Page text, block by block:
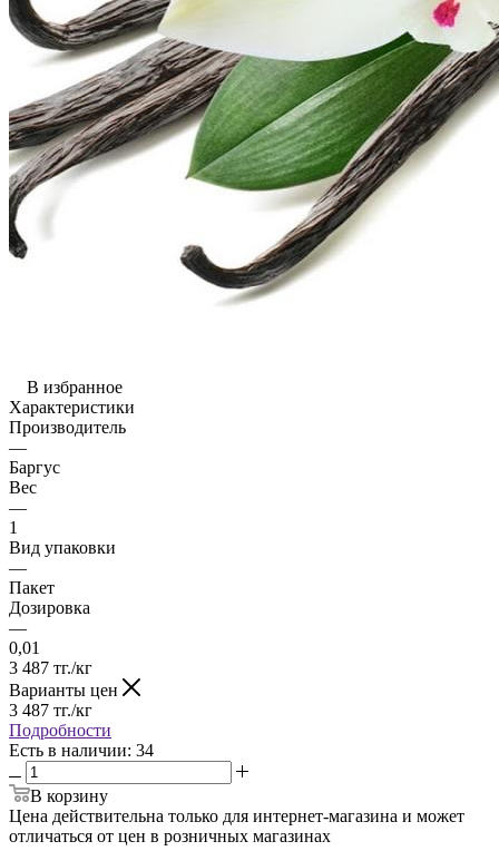
В избранное
Характеристики
Производитель
—
Баргус
Вес
—
1
Вид упаковки
—
Пакет
Дозировка
—
0,01
3 487 тг./кг
Варианты цен
3 487 тг./кг
Подробности
Есть в наличии: 34
В корзину
Цена действительна только для интернет-магазина и может
отличаться от цен в розничных магазинах